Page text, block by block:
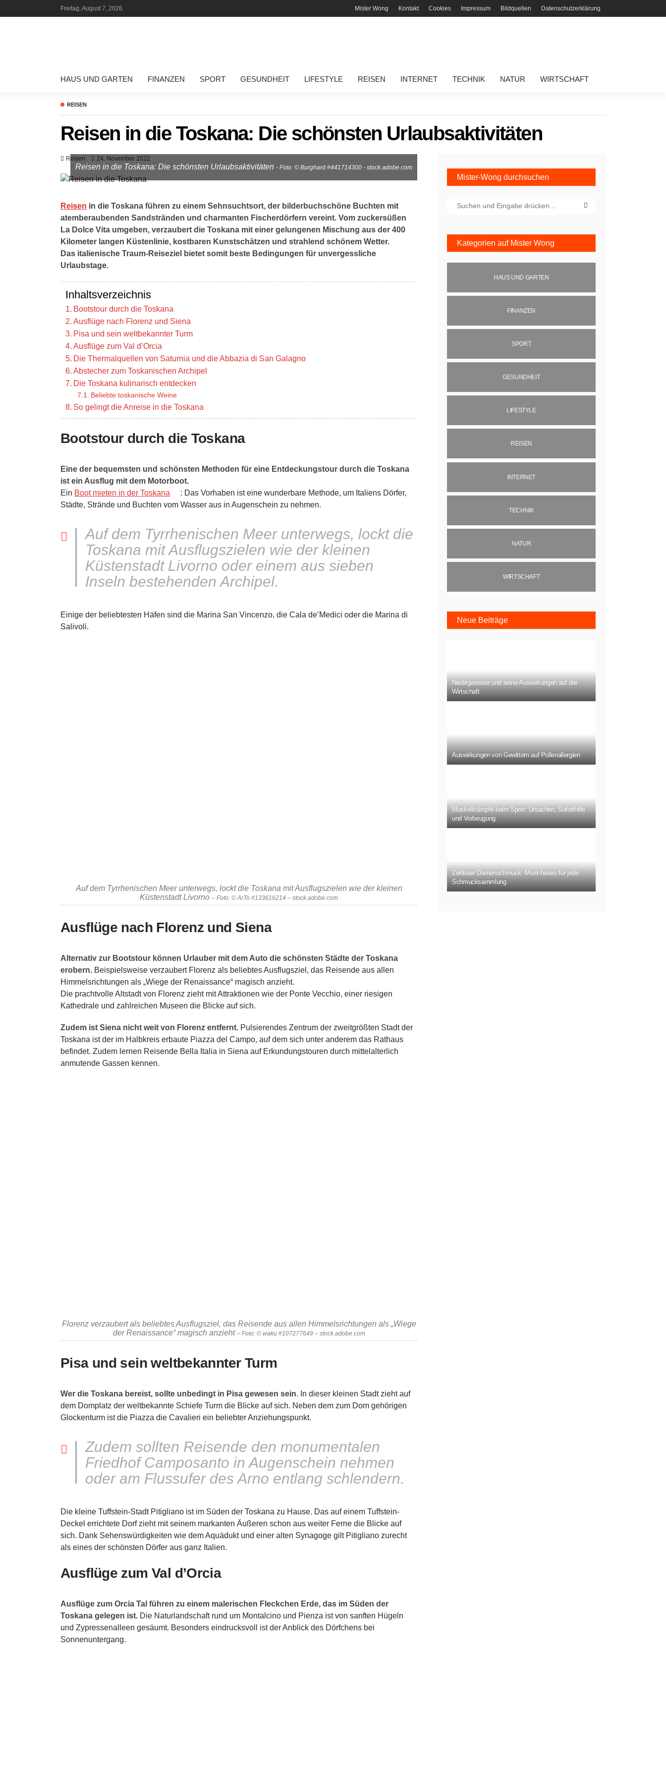
Freitag, August 7, 2026 Mister Wong Kontakt Cookies Impressum Bildquellen Datenschutzerklärung
HAUS UND GARTEN FINANZEN SPORT GESUNDHEIT LIFESTYLE REISEN INTERNET TECHNIK NATUR WIRTSCHAFT
REISEN
Reisen in die Toskana: Die schönsten Urlaubsaktivitäten
Reisen 24. November 2022
Reisen in die Toskana: Die schönsten Urlaubsaktivitäten - Foto: © Burghard #441714300 - stock.adobe.com
Reisen in die Toskana führen zu einem Sehnsuchtsort, der bilderbuchschöne Buchten mit
atemberaubenden Sandstränden und charmanten Fischerdörfern vereint. Vom zuckersüßen
La Dolce Vita umgeben, verzaubert die Toskana mit einer gelungenen Mischung aus der 400
Kilometer langen Küstenlinie, kostbaren Kunstschätzen und strahlend schönem Wetter.
Das italienische Traum-Reiseziel bietet somit beste Bedingungen für unvergessliche
Urlaubstage.
Inhaltsverzeichnis
Bootstour durch die Toskana
Ausflüge nach Florenz und Siena
Pisa und sein weltbekannter Turm
Ausflüge zum Val d’Orcia
Die Thermalquellen von Saturnia und die Abbazia di San Galagno
Abstecher zum Toskanischen Archipel
Die Toskana kulinarisch entdecken
Beliebte toskanische Weine
So gelingt die Anreise in die Toskana
Bootstour durch die Toskana
Eine der bequemsten und schönsten Methoden für eine Entdeckungstour durch die Toskana
ist ein Ausflug mit dem Motorboot.
Ein Boot mieten in der Toskana
: Das Vorhaben ist eine wunderbare Methode, um Italiens Dörfer,
Städte, Strände und Buchten vom Wasser aus in Augenschein zu nehmen.
Auf dem Tyrrhenischen Meer unterwegs, lockt die
Toskana mit Ausflugszielen wie der kleinen
Küstenstadt Livorno oder einem aus sieben
Inseln bestehenden Archipel.
Einige der beliebtesten Häfen sind die Marina San Vincenzo, die Cala de’Medici oder die Marina di
Salivoli.
Auf dem Tyrrhenischen Meer unterwegs, lockt die Toskana mit Ausflugszielen wie der kleinen
Küstenstadt Livorno – Foto: © ArTo #133616214 – stock.adobe.com
Ausflüge nach Florenz und Siena
Alternativ zur Bootstour können Urlauber mit dem Auto die schönsten Städte der Toskana
erobern. Beispielsweise verzaubert Florenz als beliebtes Ausflugsziel, das Reisende aus allen
Himmelsrichtungen als „Wiege der Renaissance“ magisch anzieht.
Die prachtvolle Altstadt von Florenz zieht mit Attraktionen wie der Ponte Vecchio, einer riesigen
Kathedrale und zahlreichen Museen die Blicke auf sich.
Zudem ist Siena nicht weit von Florenz entfernt. Pulsierendes Zentrum der zweitgrößten Stadt der
Toskana ist der im Halbkreis erbaute Piazza del Campo, auf dem sich unter anderem das Rathaus
befindet. Zudem lernen Reisende Bella Italia in Siena auf Erkundungstouren durch mittelalterlich
anmutende Gassen kennen.
Florenz verzaubert als beliebtes Ausflugsziel, das Reisende aus allen Himmelsrichtungen als „Wiege
der Renaissance“ magisch anzieht – Foto: © waku #107277649 – stock.adobe.com
Pisa und sein weltbekannter Turm
Wer die Toskana bereist, sollte unbedingt in Pisa gewesen sein. In dieser kleinen Stadt zieht auf
dem Domplatz der weltbekannte Schiefe Turm die Blicke auf sich. Neben dem zum Dom gehörigen
Glockenturm ist die Piazza die Cavalieri ein beliebter Anziehungspunkt.
Zudem sollten Reisende den monumentalen
Friedhof Camposanto in Augenschein nehmen
oder am Flussufer des Arno entlang schlendern.
Die kleine Tuffstein-Stadt Pitigliano ist im Süden der Toskana zu Hause. Das auf einem Tuffstein-
Deckel errichtete Dorf zieht mit seinem markanten Äußeren schon aus weiter Ferne die Blicke auf
sich. Dank Sehenswürdigkeiten wie dem Aquädukt und einer alten Synagoge gilt Pitigliano zurecht
als eines der schönsten Dörfer aus ganz Italien.
Ausflüge zum Val d’Orcia
Ausflüge zum Orcia Tal führen zu einem malerischen Fleckchen Erde, das im Süden der
Toskana gelegen ist. Die Naturlandschaft rund um Montalcino und Pienza ist von sanften Hügeln
und Zypressenalleen gesäumt. Besonders eindrucksvoll ist der Anblick des Dörfchens bei
Sonnenuntergang.
Mister-Wong durchsuchen
Kategorien auf Mister Wong
HAUS UND GARTEN
FINANZEN
SPORT
GESUNDHEIT
LIFESTYLE
REISEN
INTERNET
TECHNIK
NATUR
WIRTSCHAFT
Neue Beiträge
Niedrigwasser und seine Auswirkungen auf die
Wirtschaft
Auswirkungen von Gewittern auf Pollenallergien
Muskelkrämpfe beim Sport: Ursachen, Soforthilfe
und Vorbeugung
Zeitloser Damenschmuck: Must-haves für jede
Schmucksammlung